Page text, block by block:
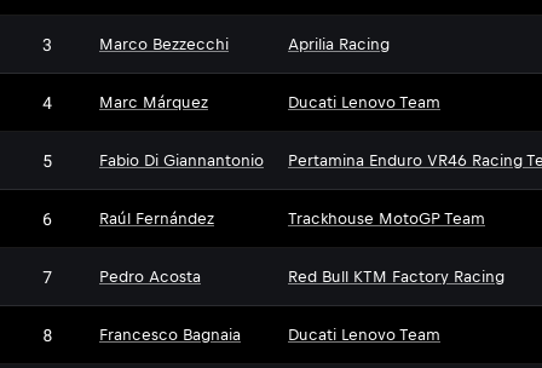
3 Marco Bezzecchi Aprilia Racing
4 Marc Márquez Ducati Lenovo Team
5 Fabio Di Giannantonio Pertamina Enduro VR46 Racing
6 Raúl Fernández Trackhouse MotoGP Team
7 Pedro Acosta Red Bull KTM Factory Racing
8 Francesco Bagnaia Ducati Lenovo Team